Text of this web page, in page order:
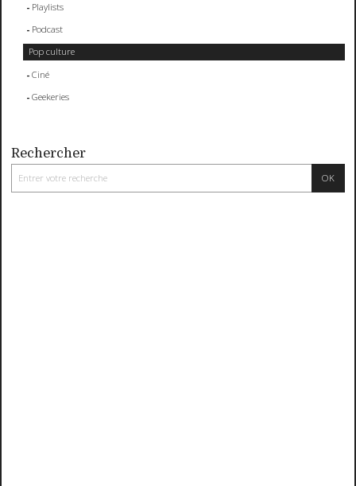
Playlists
Podcast
Pop culture
Ciné
Geekeries
Rechercher